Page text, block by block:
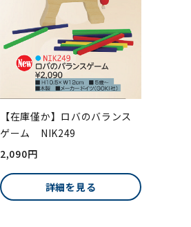
【在庫僅か】ロバのバランス
ゲーム NIK249
2,090円
詳細を見る